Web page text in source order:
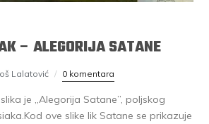
– ALEGORIJA SATANE
Lalatović 0 komentara
je ,,Alegorija Satane”, poljskog
ove slike lik Satane se prikazuje